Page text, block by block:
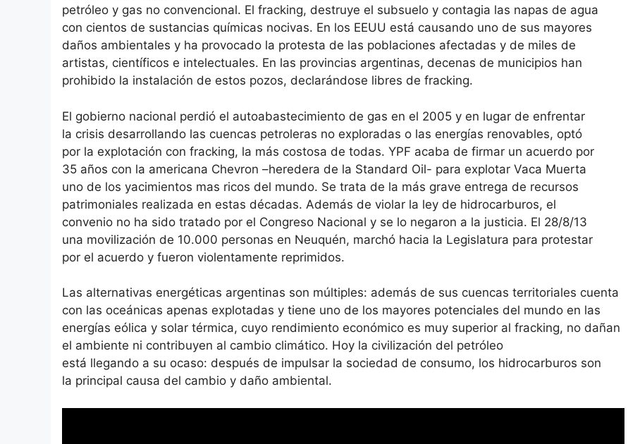
petróleo y gas no convencional. El fracking, destruye el subsuelo y contagia las napas de agua
con cientos de sustancias químicas nocivas. En los EEUU está causando uno de sus mayores
daños ambientales y ha provocado la protesta de las poblaciones afectadas y de miles de
artistas, científicos e intelectuales. En las provincias argentinas, decenas de municipios han
prohibido la instalación de estos pozos, declarándose libres de fracking.
El gobierno nacional perdió el autoabastecimiento de gas en el 2005 y en lugar de enfrentar
la crisis desarrollando las cuencas petroleras no exploradas o las energías renovables, optó
por la explotación con fracking, la más costosa de todas. YPF acaba de firmar un acuerdo por
35 años con la americana Chevron –heredera de la Standard Oil- para explotar Vaca Muerta
uno de los yacimientos mas ricos del mundo. Se trata de la más grave entrega de recursos
patrimoniales realizada en estas décadas. Además de violar la ley de hidrocarburos, el
convenio no ha sido tratado por el Congreso Nacional y se lo negaron a la justicia. El 28/8/13
una movilización de 10.000 personas en Neuquén, marchó hacia la Legislatura para protestar
por el acuerdo y fueron violentamente reprimidos.
Las alternativas energéticas argentinas son múltiples: además de sus cuencas territoriales cuenta
con las oceánicas apenas explotadas y tiene uno de los mayores potenciales del mundo en las
energías eólica y solar térmica, cuyo rendimiento económico es muy superior al fracking, no dañan
el ambiente ni contribuyen al cambio climático. Hoy la civilización del petróleo
está llegando a su ocaso: después de impulsar la sociedad de consumo, los hidrocarburos son
la principal causa del cambio y daño ambiental.